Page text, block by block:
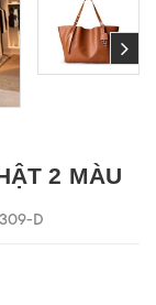
2 MÀU
D